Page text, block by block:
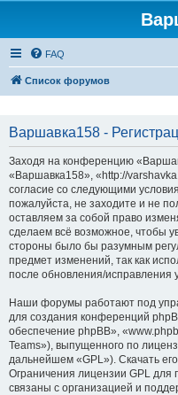
FAQ
Список форумов
Варшавка158 -
Заходя на конференцию
«Варшавка158», «http://
согласие со следующими
пожалуйста, не заходите и не
оставляем за собой право
сделаем всё возможное, чтобы
стороны было бы разумным
предмет изменений, так как
после обновления/исправления
Наши форумы работают под
для создания конференций
обеспечение phpBB»,
Teams»), выпущенного по
дальнейшем «GPL»). Скачать
Ограничения лицензии GPL для
связаны с организацией и